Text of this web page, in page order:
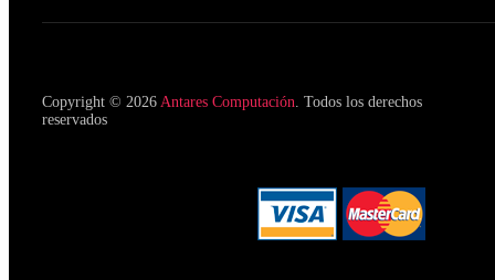
Copyright © 2026 Antares Computación . Todos los derechos
reservados